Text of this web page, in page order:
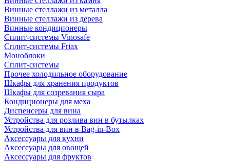
Винные стеллажи из металла
Винные стеллажи из дерева
Винные кондиционеры
Сплит-системы Vinosafe
Сплит-системы Friax
Моноблоки
Сплит-системы
Прочее холодильное оборудование
Шкафы для хранения продуктов
Шкафы для созревания сыра
Кондиционеры для меха
Диспенсеры для вина
Устройства для розлива вин в бутылках
Устройства для вин в Bag-in-Box
Аксессуары для кухни
Аксессуары для овощей
Аксессуары для фруктов